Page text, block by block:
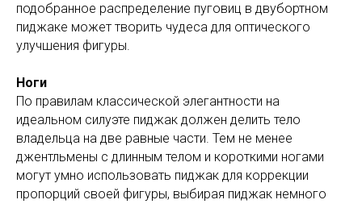
подобранное распределение пуговиц в двубортном
пиджаке может творить чудеса для оптического
улучшения фигуры.
Ноги
По правилам классической элегантности на
идеальном силуэте пиджак должен делить тело
владельца на две равные части. Тем не менее
джентльмены с длинным телом и короткими ногами
могут умно использовать пиджак для коррекции
пропорций своей фигуры, выбирая пиджак немного